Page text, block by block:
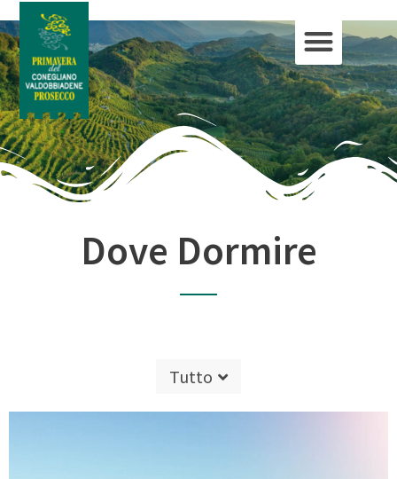
Dove Dormire
Tutto